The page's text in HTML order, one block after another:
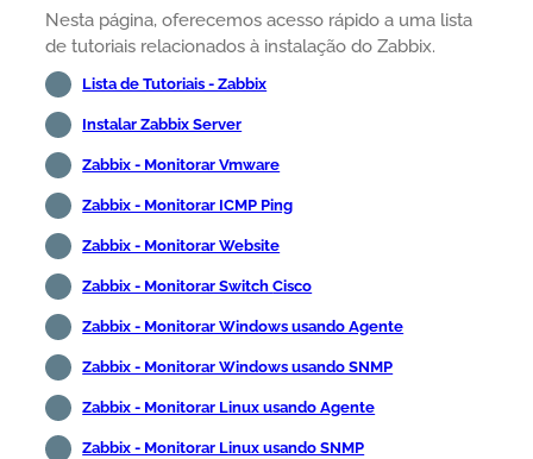
Nesta página, oferecemos acesso rápido a uma lista
de tutoriais relacionados à instalação do Zabbix.
Lista de Tutoriais - Zabbix
Instalar Zabbix Server
Zabbix - Monitorar Vmware
Zabbix - Monitorar ICMP Ping
Zabbix - Monitorar Website
Zabbix - Monitorar SwitchCisco
Zabbix - Monitorar Windows usando Agente
Zabbix - Monitorar Windows usando SNMP
Zabbix - Monitorar Linux usando Agente
Zabbix - Monitorar Linux usando SNMP